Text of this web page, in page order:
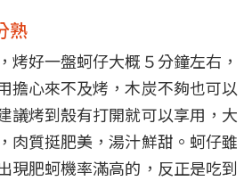
熟
烤好一盤蚵仔大概５分鐘左右，
擔心來不及烤，木炭不夠也可以
議烤到殼有打開就可以享用，大
肉質挺肥美，湯汁鮮甜。蚵仔雖
現肥蚵機率滿高的，反正是吃到